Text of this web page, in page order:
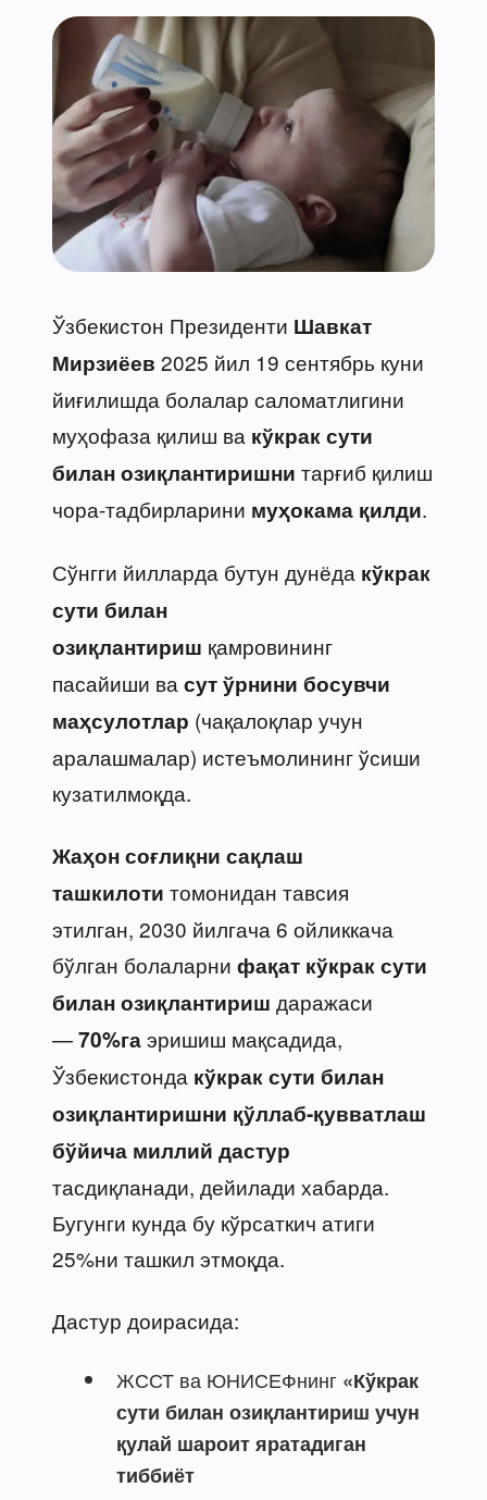
Ўзбекистон Президенти Шавкат
Мирзиёев 2025 йил 19 сентябрь куни
йиғилишда болалар саломатлигини
муҳофаза қилиш ва кўкрак сути
билан озиқлантиришни тарғиб қилиш
чора-тадбирларини муҳокама қилди.
Сўнгги йилларда бутун дунёда кўкрак
сути билан
озиқлантириш қамровининг
пасайиши ва сут ўрнини босувчи
маҳсулотлар (чақалоқлар учун
аралашмалар) истеъмолининг ўсиши
кузатилмоқда.
Жаҳон соғлиқни сақлаш
ташкилоти томонидан тавсия
этилган, 2030 йилгача 6 ойликкача
бўлган болаларни фақат кўкрак сути
билан озиқлантириш даражаси
—70%гаэришиш мақсадида,
Ўзбекистонда кўкрак сути билан
озиқлантиришни қўллаб-қувватлаш
бўйича миллий дастур
тасдиқланади, дейилади хабарда.
Бугунги кунда бу кўрсаткич атиги
25%ни ташкил этмоқда.
Дастур доирасида:
ЖССТ ва ЮНИСЕФнинг «Кўкрак
сути билан озиқлантириш учун
қулай шароит яратадиган
тиббиёт